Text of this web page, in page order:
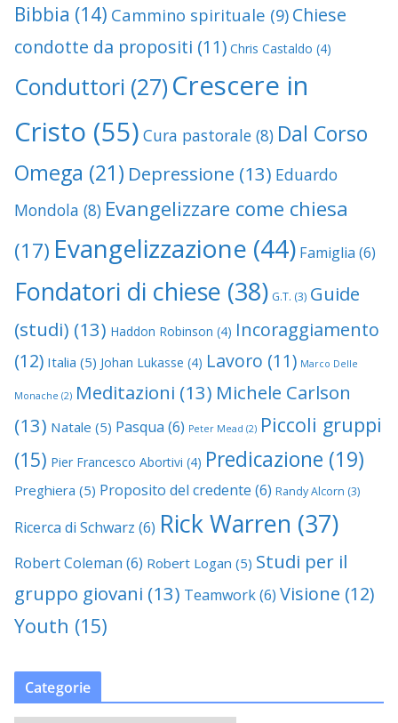
Bibbia (14) Cammino spirituale (9) Chiese
condotte da propositi (11) Chris Castaldo (4)
Conduttori (27) Crescere in
Cristo (55) Cura pastorale (8) Dal Corso
Omega (21) Depressione (13) Eduardo
Mondola (8) Evangelizzare come chiesa
(17) Evangelizzazione (44) Famiglia (6)
Fondatori di chiese (38) G.T. (3) Guide
(studi) (13) Haddon Robinson (4) Incoraggiamento
(12) Italia (5) Johan Lukasse (4) Lavoro (11) Marco Delle
Monache (2) Meditazioni (13) Michele Carlson
(13) Natale (5) Pasqua (6) Peter Mead (2) Piccoli gruppi
(15) Pier Francesco Abortivi (4) Predicazione (19)
Preghiera (5) Proposito del credente (6) Randy Alcorn (3)
Ricerca di Schwarz (6) Rick Warren (37)
Robert Coleman (6) Robert Logan (5) Studi per il
gruppo giovani (13) Teamwork(6) Visione (12)
Youth (15)
Categorie